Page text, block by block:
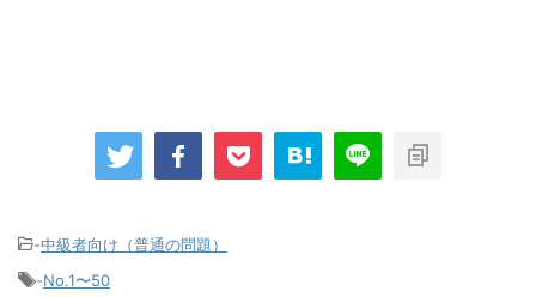
-中級者向け（普通の問題）
-No.1〜50